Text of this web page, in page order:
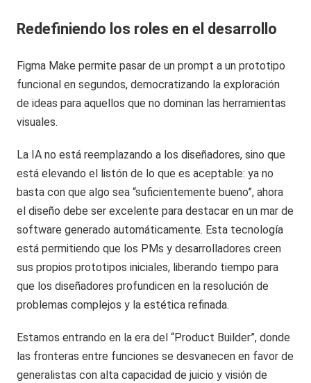
Redefiniendo los roles en el desarrollo
Figma Make permite pasar de un prompt a un prototipo
funcional en segundos, democratizando la exploración
de ideas para aquellos que no dominan las herramientas
visuales.
La IA no está reemplazando a los diseñadores, sino que
está elevando el listón de lo que es aceptable: ya no
basta con que algo sea “suficientemente bueno”, ahora
el diseño debe ser excelente para destacar en un mar de
software generado automáticamente. Esta tecnología
está permitiendo que los PMs y desarrolladores creen
sus propios prototipos iniciales, liberando tiempo para
que los diseñadores profundicen en la resolución de
problemas complejos y la estética refinada.
Estamos entrando en la era del “Product Builder”, donde
las fronteras entre funciones se desvanecen en favor de
generalistas con alta capacidad de juicio y visión de